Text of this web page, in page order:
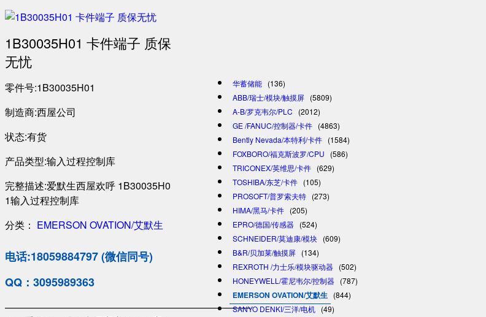
1B30035H01 卡件端子 质保
无忧
零件号:1B30035H01
制造商:西屋公司
状态:有货
产品类型:输入过程控制库
完整描述:爱默生西屋欢呼 1B30035H0
1输入过程控制库
分类： EMERSON OVATION/艾默生
电话:18059884797 (微信同号)
QQ：3095989363
—————————————————————————
华蓄储能 (136)
ABB/瑞士/模块/触摸屏 (5809)
A-B/罗克韦尔/PLC
(2012)
GE /FANUC/控制器/卡件 (4863)
Bently Nevada/本特利/卡件 (1584)
FOXBORO/福克斯波罗/CPU
(586)
TRICONEX/英维思/卡件 (629)
TOSHIBA/东芝/卡件 (105)
PROSOFT/普罗索夫特 (273)
HIMA/黑马/卡件 (205)
EPRO/德国/传感器 (524)
SCHNEIDER/莫迪康/模块 (609)
B&R/贝加莱/触摸屏 (134)
REXROTH /力士乐/模块驱动器 (502)
HONEYWELL/霍尼韦尔/控制器 (787)
EMERSON OVATION/艾默生 (844)
SANYO DENKI/三洋/电机 (49)